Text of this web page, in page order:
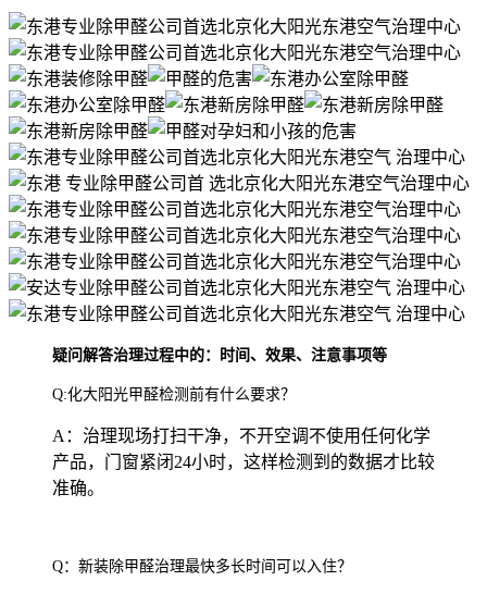
疑问解答治理过程中的：时间、效果、注意事项等
Q:化大阳光甲醛检测前有什么要求？
A：治理现场打扫干净，不开空调不使用任何化学
产品，门窗紧闭24小时，这样检测到的数据才比较
准确。
Q：新装除甲醛治理最快多长时间可以入住？